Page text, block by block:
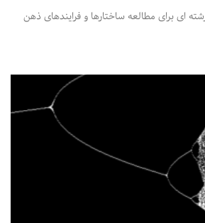
ای برای مطالعه ساختارها و فرایندهای ذهن